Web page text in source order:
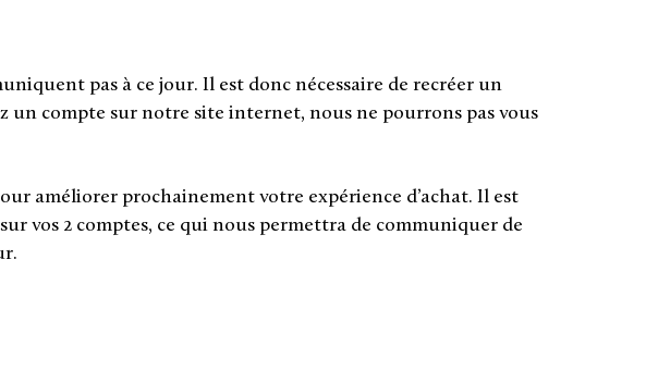
pas à ce jour. Il est donc nécessaire de recréer un
un compte sur notre site internet, nous ne pourrons pas vous
améliorer prochainement votre expérience d’achat. Il est
vos 2 comptes, ce qui nous permettra de communiquer de